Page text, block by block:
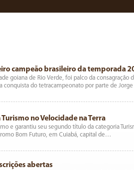
campeão brasileiro da temporada
goiana de Rio Verde, foi palco da
conquista do tetracampeonato por parte de
no Velocidade na Terra
e garantiu seu segundo título da categoria
Bom Futuro, em Cuiabá, capital de…
abertas